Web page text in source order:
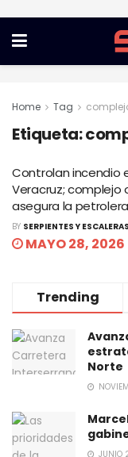
Home Tag
Etiqueta:
Controlan incendio
Veracruz; complejo
asegura la petrolera
BY SERPIENTES Y ESCALERAS
MAYO 28, 2026
Trending
Norte
JUNIO